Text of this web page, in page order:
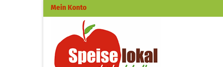
Mein Konto